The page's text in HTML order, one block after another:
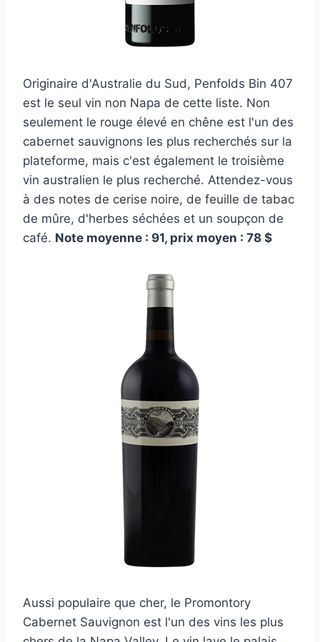
Originaire d'Australie du Sud, Penfolds Bin 407
est le seul vin non Napa de cette liste. Non
seulement le rouge élevé en chêne est l'un des
cabernet sauvignons les plus recherchés sur la
plateforme, mais c'est également le troisième
vin australien le plus recherché. Attendez-vous
à des notes de cerise noire, de feuille de tabac
de mûre, d'herbes séchées et un soupçon de
café. Note moyenne : 91, prix moyen : 78 $
Aussi populaire que cher, le Promontory
Cabernet Sauvignon est l'un des vins les plus